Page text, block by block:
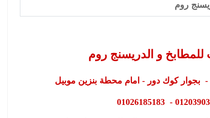
روم
و الدريسنج روم
- بجوار كوك دور - امام محطة بنزين موبيل